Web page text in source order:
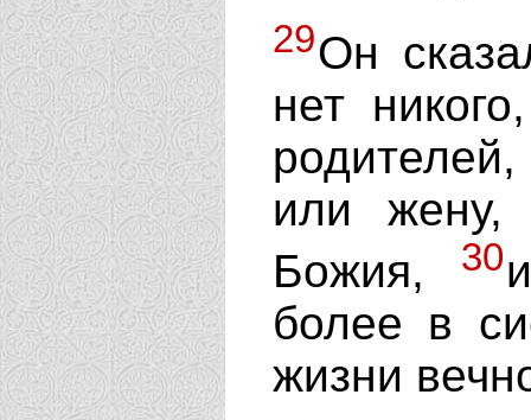
29Он
нет
или жену,
Божия,
30
более в
жизни